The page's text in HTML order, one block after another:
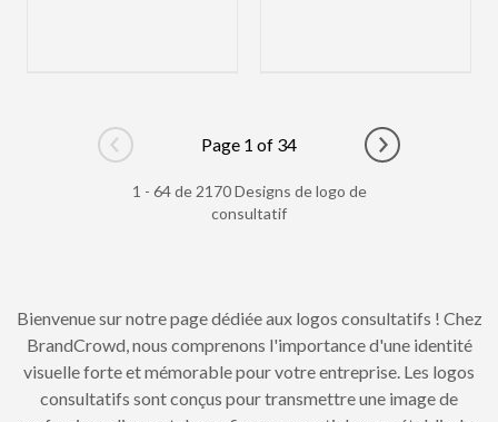
Go to previous page
Page 1 of 34
Go to next
1 - 64 de 2170 Designs de logo de
consultatif
Bienvenue sur notre page dédiée aux logos consultatifs ! Chez
BrandCrowd, nous comprenons l'importance d'une identité
visuelle forte et mémorable pour votre entreprise. Les logos
consultatifs sont conçus pour transmettre une image de